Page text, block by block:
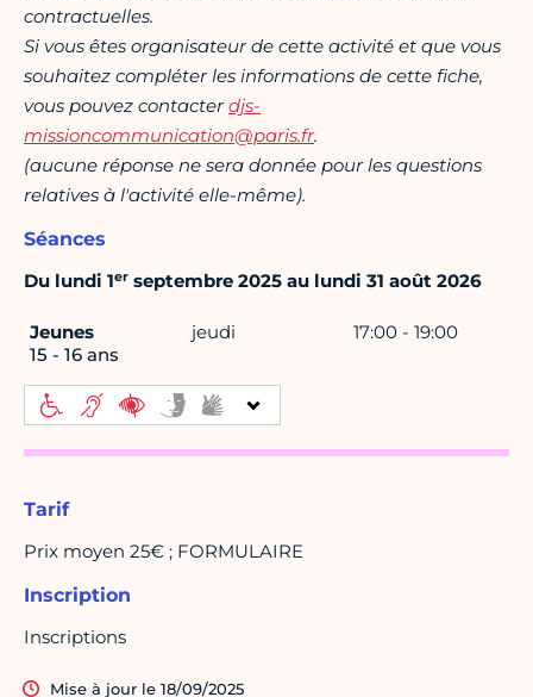
contractuelles.
Si vous êtes organisateur de cette activité et que vous
souhaitez compléter les informations de cette fiche,
vous pouvez contacterdjs-
missioncommunication@paris.fr.
(aucune réponse ne sera donnée pour les questions
relatives à l'activité elle-même).
Séances
Du lundi 1er septembre 2025 au lundi 31 août 2026
Jeunes
15 - 16 ans
jeudi 17:00 - 19:00
Tarif
Prix moyen 25€ ; FORMULAIRE
Inscription
Inscriptions
Mise à jour le 18/09/2025